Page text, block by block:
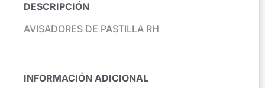
DESCRIPCIÓN
AVISADORES DE PASTILLA RH
INFORMACIÓN ADICIONAL